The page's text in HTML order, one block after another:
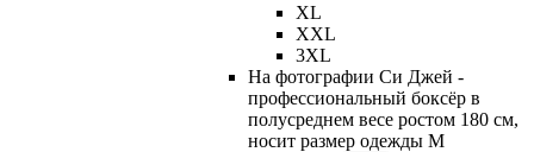
XL
XXL
3XL
На фотографии Си Джей -
профессиональный боксёр в
полусреднем весе ростом 180 см,
носит размер одежды M